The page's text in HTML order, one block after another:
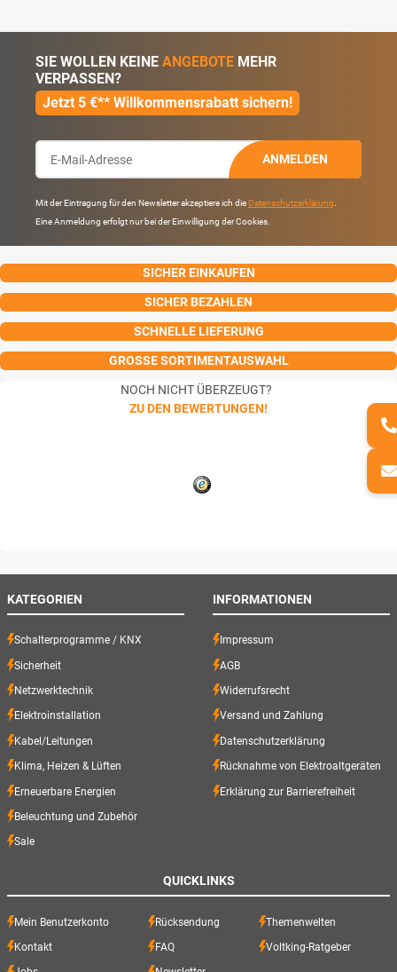
SIE WOLLEN KEINE ANGEBOTE MEHR
VERPASSEN?
Jetzt 5 €** Willkommensrabatt sichern!
ANMELDEN
Mit der Eintragung für den Newsletter akzeptiere ich die Datenschutzerklärung
Eine Anmeldung erfolgt nur bei der Einwilligung der Cookies.
SICHER EINKAUFEN
SICHER BEZAHLEN
SCHNELLE LIEFERUNG
GROSSE SORTIMENTAUSWAHL
NOCH NICHT ÜBERZEUGT?
ZU DEN BEWERTUNGEN!
KATEGORIEN
Schalterprogramme / KNX
Sicherheit
Netzwerktechnik
Elektroinstallation
Kabel/Leitungen
Klima, Heizen & Lüften
Erneuerbare Energien
Beleuchtung und Zubehör
Sale
INFORMATIONEN
Impressum
AGB
Widerrufsrecht
Versand und Zahlung
Datenschutzerklärung
Rücknahme von Elektroaltgeräten
Erklärung zur Barrierefreiheit
QUICKLINKS
Mein Benutzerkonto Rücksendung Themenwelten
Kontakt FAQ Voltking-Ratgeber